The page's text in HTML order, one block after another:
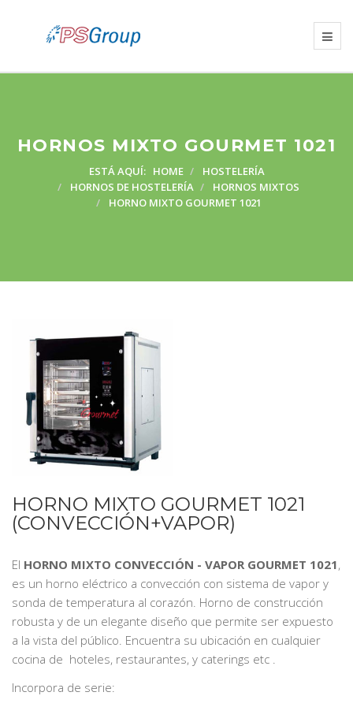
HORNOS MIXTO GOURMET 1021
ESTÁ AQUÍ: HOME
HOSTELERÍA
HORNOS DE HOSTELERÍA
HORNOS MIXTOS
HORNO MIXTO GOURMET 1021
HORNO MIXTO GOURMET 1021
(CONVECCIÓN+VAPOR)
El HORNO MIXTO CONVECCIÓN - VAPOR GOURMET 1021,
es un horno eléctrico a convección con sistema de vapor y
sonda de temperatura al corazón. Horno de construcción
robusta y de un elegante diseño que permite ser expuesto
a la vista del público. Encuentra su ubicación en cualquier
cocina de hoteles, restaurantes, y caterings etc .
Incorpora de serie: